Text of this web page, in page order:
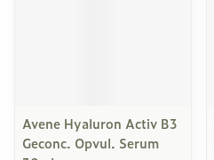
Avene Hyaluron Activ B3
Geconc. Opvul. Serum